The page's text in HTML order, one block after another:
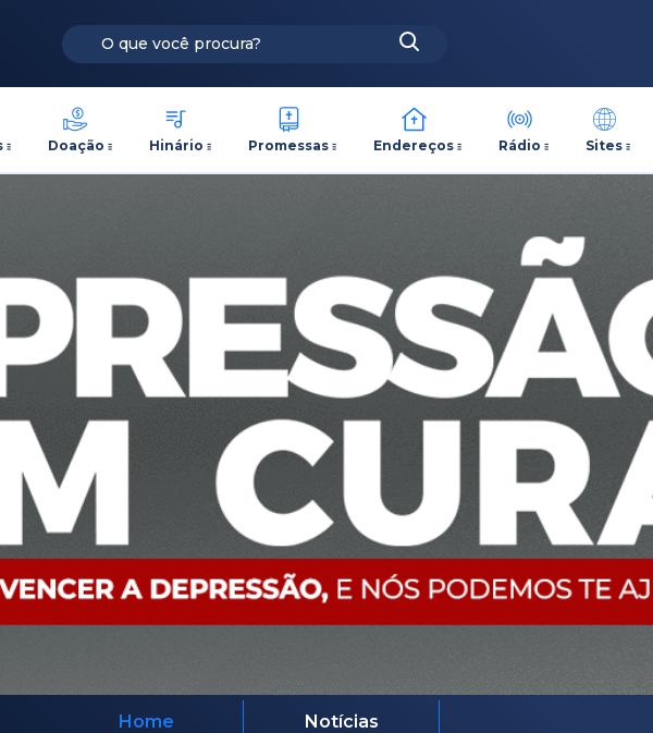
Doação Hinário Promessas Endereços Rádio Sites
Home Notícias